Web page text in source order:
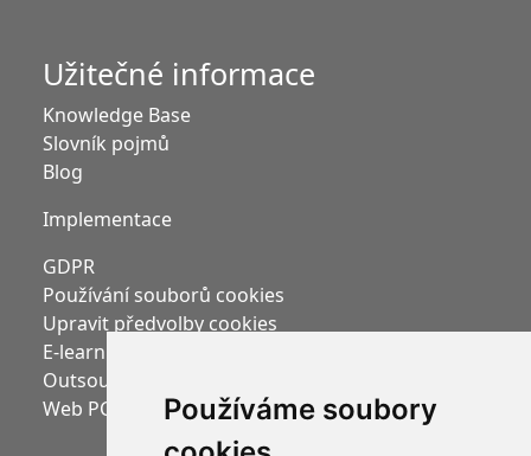
Používáme soubory
Užitečné informace
Knowledge Base
Slovník pojmů
Blog
Implementace
GDPR
Používání souborů cookies
Upravit předvolby cookies
E-learning Moodle
Outsourcing mezd
Web PC HELP, a.s.